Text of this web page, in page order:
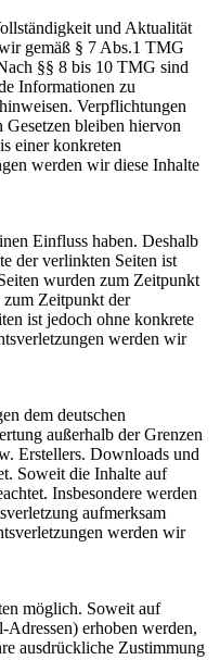
und Aktualität
gemäß § 7 Abs.1 TMG
§§ 8 bis 10 TMG sind
Informationen zu
Verpflichtungen
bleiben hiervon
einer konkreten
werden wir diese Inhalte
Einfluss haben. Deshalb
der verlinkten Seiten ist
wurden zum Zeitpunkt
Zeitpunkt der
ist jedoch ohne konkrete
werden wir
dem deutschen
außerhalb der Grenzen
Erstellers. Downloads und
Soweit die Inhalte auf
Insbesondere werden
aufmerksam
werden wir
möglich. Soweit auf
Adressen) erhoben werden,
ausdrückliche Zustimmung